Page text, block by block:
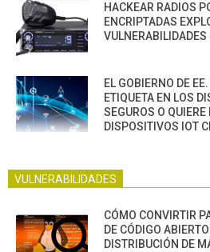
HACKEAR RADIOS
ENCRIPTADAS
VULNERABILIDADES
EL GOBIERNO DE
ETIQUETA EN LOS
SEGUROS O QUIERE
DISPOSITIVOS IOT
VULNERABILIDADES
CÓMO CONVIRTIR
DE CÓDIGO
DISTRIBUCIÓN DE